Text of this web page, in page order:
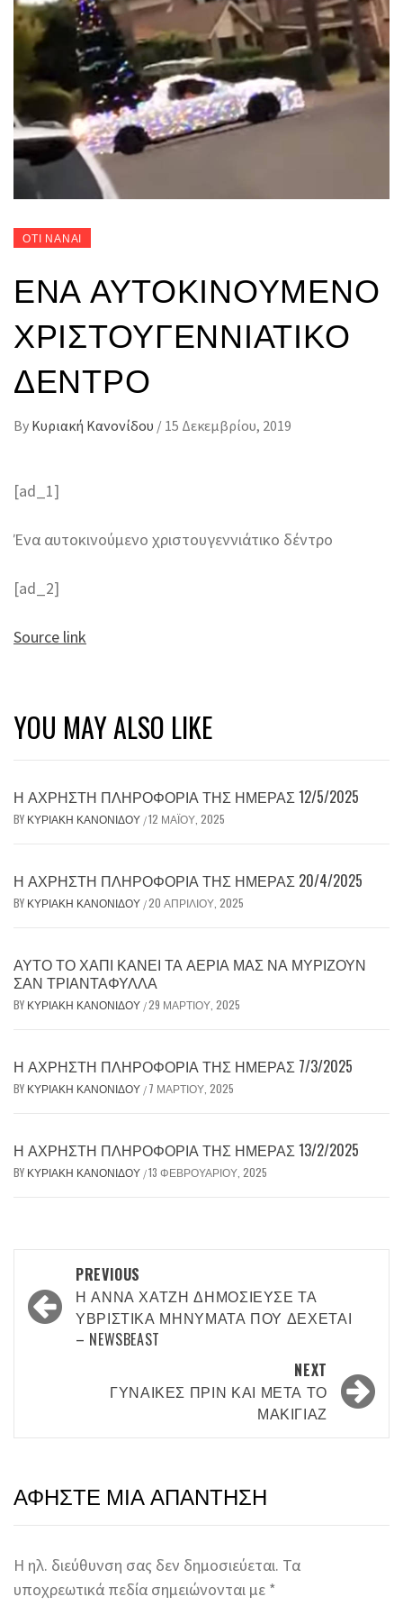
ΟΤΙ ΝΑΝΑΙ
ΈΝΑ ΑΥΤΟΚΙΝΟΎΜΕΝΟ
ΧΡΙΣΤΟΥΓΕΝΝΙΆΤΙΚΟ
ΔΈΝΤΡΟ
By Κυριακή Κανονίδου / 15 Δεκεμβρίου, 2019
[ad_1]
Ένα αυτοκινούμενο χριστουγεννιάτικο δέντρο
[ad_2]
Source link
YOU MAY ALSO LIKE
Η ΆΧΡΗΣΤΗ ΠΛΗΡΟΦΟΡΊΑ ΤΗΣ ΗΜΈΡΑΣ 12/5/2025
BY ΚΥΡΙΑΚΉ ΚΑΝΟΝΊΔΟΥ /12 ΜΑΪ́ΟΥ, 2025
Η ΆΧΡΗΣΤΗ ΠΛΗΡΟΦΟΡΊΑ ΤΗΣ ΗΜΈΡΑΣ 20/4/2025
BY ΚΥΡΙΑΚΉ ΚΑΝΟΝΊΔΟΥ /20 ΑΠΡΙΛΊΟΥ, 2025
ΑΥΤΌ ΤΟ ΧΆΠΙ ΚΆΝΕΙ ΤΑ ΑΈΡΙΆ ΜΑΣ ΝΑ ΜΥΡΊΖΟΥΝ
ΣΑΝ ΤΡΙΑΝΤΆΦΥΛΛΑ
BY ΚΥΡΙΑΚΉ ΚΑΝΟΝΊΔΟΥ /29 ΜΑΡΤΊΟΥ, 2025
Η ΆΧΡΗΣΤΗ ΠΛΗΡΟΦΟΡΊΑ ΤΗΣ ΗΜΈΡΑΣ 7/3/2025
BY ΚΥΡΙΑΚΉ ΚΑΝΟΝΊΔΟΥ / 7 ΜΑΡΤΊΟΥ, 2025
Η ΆΧΡΗΣΤΗ ΠΛΗΡΟΦΟΡΊΑ ΤΗΣ ΗΜΈΡΑΣ 13/2/2025
BY ΚΥΡΙΑΚΉ ΚΑΝΟΝΊΔΟΥ /13 ΦΕΒΡΟΥΑΡΊΟΥ, 2025
navigation
PREVIOUS
Η ΆΝΝΑ ΧΑΤΖΉ ΔΗΜΟΣΊΕΥΣΕ ΤΑ
ΥΒΡΙΣΤΙΚΆ ΜΗΝΎΜΑΤΑ ΠΟΥ ΔΈΧΕΤΑΙ
– NEWSBEAST
NEXT
ΓΥΝΑΊΚΕΣ ΠΡΙΝ ΚΑΙ ΜΕΤΆ ΤΟ
ΜΑΚΙΓΙΆΖ
ΑΦΉΣΤΕ ΜΙΑ ΑΠΆΝΤΗΣΗ
Η ηλ. διεύθυνση σας δεν δημοσιεύεται. Τα
υποχρεωτικά πεδία σημειώνονται με *